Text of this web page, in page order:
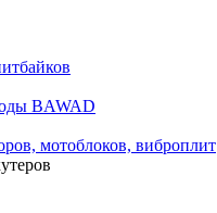
BAWAD
мотоблоков, виброплит